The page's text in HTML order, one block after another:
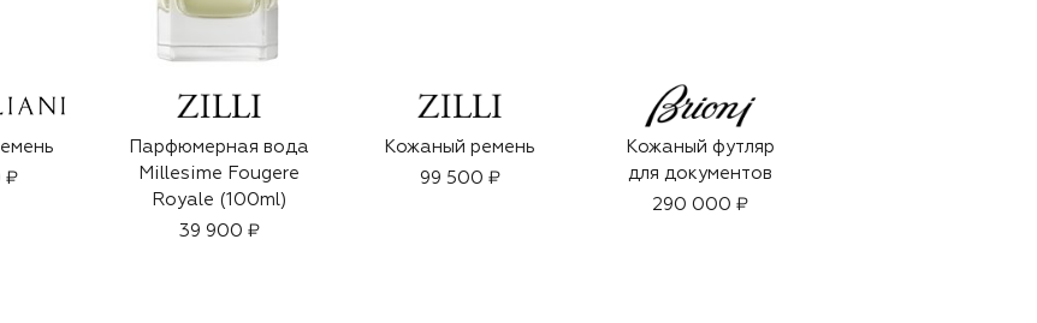
₽
Парфюмерная вода
Millesime Fougere
Royale (100ml)
39 900 ₽
Кожаный ремень
99 500 ₽
Кожаный футляр
для документов
290 000 ₽